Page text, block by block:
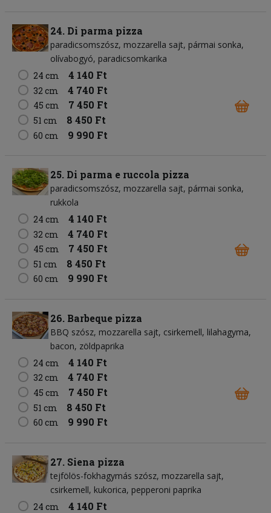
24. Di parma pizza
paradicsomszósz mozzarella sajt pármai sonka
olívabogyó paradicsomkarika
24 cm
4 140 Ft
32 cm 4 740 Ft
45 cm 7 450 Ft
51 cm 8 450 Ft
60 cm 9 990 Ft
25. Di parma e ruccola pizza
paradicsomszósz mozzarella sajt pármai sonka
rukkola
24 cm
4 140 Ft
32 cm 4 740 Ft
45 cm 7 450 Ft
51 cm 8 450 Ft
60 cm 9 990 Ft
26. Barbeque pizza
BBQ szósz mozzarella sajt csirkemell lilahagyma
bacon zöldpaprika
24 cm
4 140 Ft
32 cm 4 740 Ft
45 cm 7 450 Ft
51 cm 8 450 Ft
60 cm 9 990 Ft
27. Siena pizza
tejfölös-fokhagymás szósz mozzarella sajt
csirkemell kukorica pepperoni paprika
24 cm
4 140 Ft